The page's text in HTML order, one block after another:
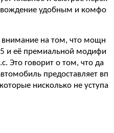
вождение удобным и комфо
внимание на том, что мощн
и её премиальной модифи
Это говорит о том, что да
предоставляет вп
нисколько не уступа